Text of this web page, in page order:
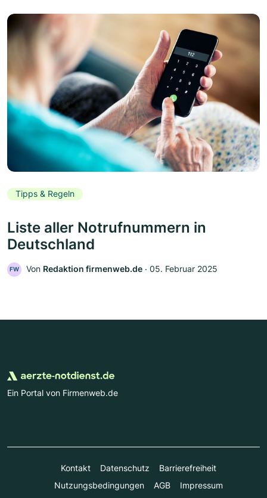
Tipps & Regeln
Liste aller Notrufnummern in
Deutschland
FW Von Redaktion firmenweb.de ‧ 05. Februar 2025
Ein Portal von Firmenweb.de
Kontakt Datenschutz
Barrierefreiheit
Nutzungsbedingungen
AGB Impressum